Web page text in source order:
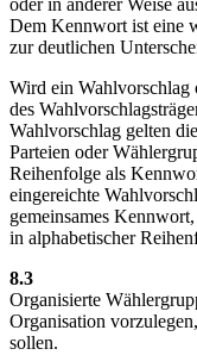
oder in anderer Weise
Dem Kennwort ist eine
zur deutlichen
Wird ein
des
Wahlvorschlag gelten
Parteien oder
Reihenfolge als
eingereichte
gemeinsames
in alphabetischer
8.3
Organisierte
Organisation
sollen.